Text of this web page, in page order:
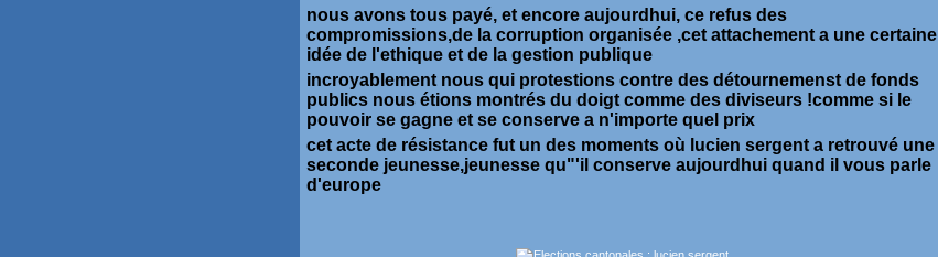
nous avons tous payé, et encore aujourdhui, ce refus des
compromissions,de la corruption organisée ,cet attachement a une certaine
idée de l'ethique et de la gestion publique
incroyablement nous qui protestions contre des détournemenst de fonds
publics nous étions montrés du doigt comme des diviseurs !comme si le
pouvoir se gagne et se conserve a n'importe quel prix
cet acte de résistance fut un des moments où lucien sergent a retrouvé une
seconde jeunesse,jeunesse qu"'il conserve aujourdhui quand il vous parle
d'europe